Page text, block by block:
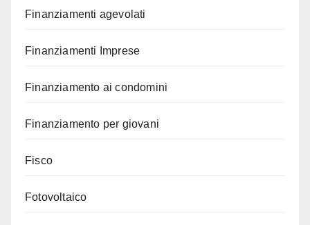
Finanziamenti agevolati
Finanziamenti Imprese
Finanziamento ai condomini
Finanziamento per giovani
Fisco
Fotovoltaico